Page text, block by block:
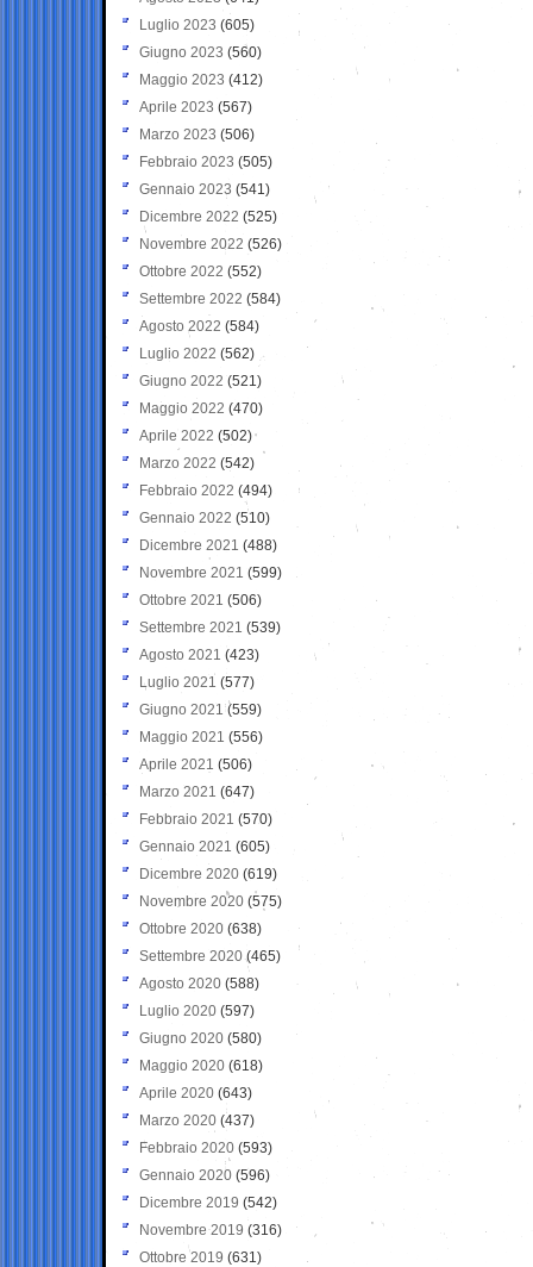
Luglio 2023 (605)
Giugno 2023 (560)
Maggio 2023 (412)
Aprile 2023 (567)
Marzo 2023 (506)
Febbraio 2023 (505)
Gennaio 2023 (541)
Dicembre 2022 (525)
Novembre 2022 (526)
Ottobre 2022 (552)
Settembre 2022 (584)
Agosto 2022 (584)
Luglio 2022 (562)
Giugno 2022 (521)
Maggio 2022 (470)
Aprile 2022 (502)
Marzo 2022 (542)
Febbraio 2022 (494)
Gennaio 2022 (510)
Dicembre 2021 (488)
Novembre 2021 (599)
Ottobre 2021 (506)
Settembre 2021 (539)
Agosto 2021 (423)
Luglio 2021 (577)
Giugno 2021(559)
Maggio 2021 (556)
Aprile 2021 (506)
Marzo 2021 (647)
Febbraio 2021 (570)
Gennaio 2021 (605)
Dicembre 2020 (619)
Novembre 2020 (575)
Ottobre 2020 (638)
Settembre 2020(465)
Agosto 2020 (588)
Luglio 2020 (597)
Giugno 2020 (580)
Maggio 2020 (618)
Aprile 2020 (643)
Marzo 2020 (437)
Febbraio 2020 (593)
Gennaio 2020 (596)
Dicembre 2019 (542)
Novembre 2019 (316)
Ottobre 2019 (631)